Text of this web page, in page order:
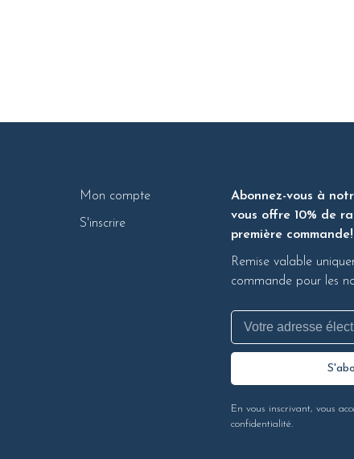
Mon compte
S'inscrire
Abonnez-vous à
vous offre 10% de
première commande!
Remise valable
commande pour les
En vous inscrivant, vous
confidentialité.